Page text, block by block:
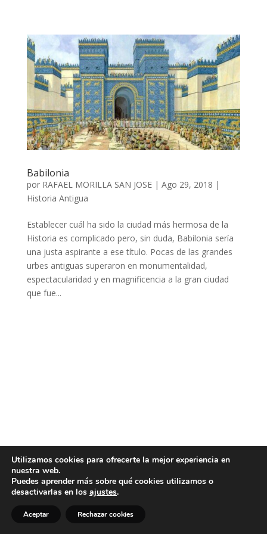
Babilonia
por RAFAEL MORILLA SAN JOSE| Ago 29, 2018 |
Historia Antigua
Establecer cuál ha sido la ciudad más hermosa de la
Historia es complicado pero, sin duda, Babilonia sería
una justa aspirante a ese título. Pocas de las grandes
urbes antiguas superaron en monumentalidad,
espectacularidad y en magnificencia a la gran ciudad
que fue...
Utilizamos cookies para ofrecerte la mejor experiencia en
nuestra web.
Puedes aprender más sobre qué cookies utilizamos o
desactivarlas en los ajustes.
Aceptar Rechazar cookies